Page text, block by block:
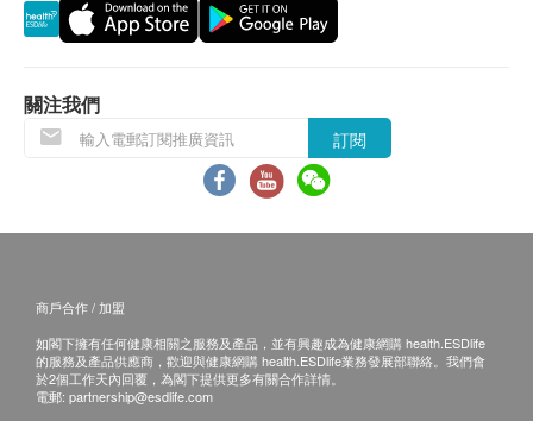
如因與本中心無關的因素(如客戶智力、反應能力
等)，而無法順利完成測試，本中心概不負責及退
訂購一經確認，不設更改已訂購的計劃，轉讓給第
三者及／或退款。
所有健康檢查/服務並非作為醫務診斷或治療用
health.ESDlife】並沒有經營或提供本服務/產品。
有關此服務/產品的錯漏或延誤，或因使用此服務/
關注我們
訂閱
商戶合作 / 加盟
如閣下擁有任何健康相關之服務及產品，並有興趣成為健康網購 health.ESDlife
的服務及產品供應商，歡迎與健康網購 health.ESDlife業務發展部聯絡。我們會
於2個工作天內回覆，為閣下提供更多有關合作詳情。
電郵: partnership@esdlife.com